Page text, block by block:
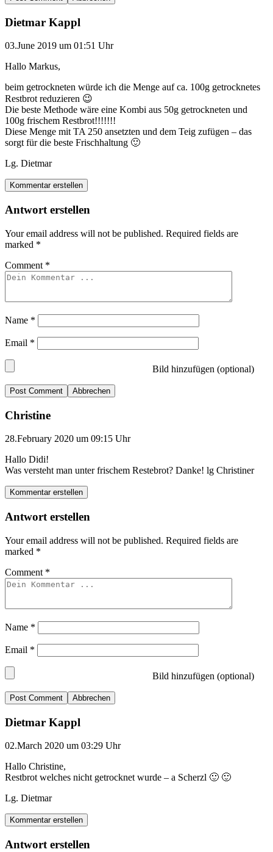
Dietmar Kappl
03.June 2019 um 01:51 Uhr
Hallo Markus,
beim getrockneten würde ich die Menge auf ca. 100g getrocknetes
Restbrot reduzieren 😉
Die beste Methode wäre eine Kombi aus 50g getrockneten und
100g frischem Restbrot!!!!!!!
Diese Menge mit TA 250 ansetzten und dem Teig zufügen – das
sorgt für die beste Frischhaltung 🙂
Lg. Dietmar
Kommentar erstellen
Antwort erstellen
Your email address will not be published. Required fields are
marked *
Comment *
Name *
Email *
Bild hinzufügen (optional)
Abbrechen
Christine
28.February 2020 um 09:15 Uhr
Hallo Didi!
Was versteht man unter frischem Restebrot? Danke! lg Christiner
Kommentar erstellen
Antwort erstellen
Your email address will not be published. Required fields are
marked *
Comment *
Name *
Email *
Bild hinzufügen (optional)
Abbrechen
Dietmar Kappl
02.March 2020 um 03:29 Uhr
Hallo Christine,
Restbrot welches nicht getrocknet wurde – a Scherzl 🙂 🙂
Lg. Dietmar
Kommentar erstellen
Antwort erstellen